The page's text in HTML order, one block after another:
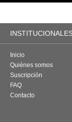
Inicio
Quiénes somos
Suscripción
FAQ
Contacto